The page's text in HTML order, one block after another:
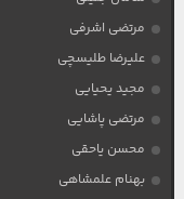
مرتضی اشرفی
علیرضا طلیسچی
مجید یحیایی
مرتضی پاشایی
محسن یاحقی
بهنام علمشاهی